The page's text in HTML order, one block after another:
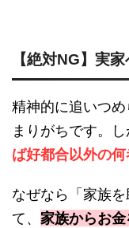
【絶対NG】実
精神的に追いつ
まりがちです。し
ば好都合以外の
なぜなら「家族
て、 家族からお